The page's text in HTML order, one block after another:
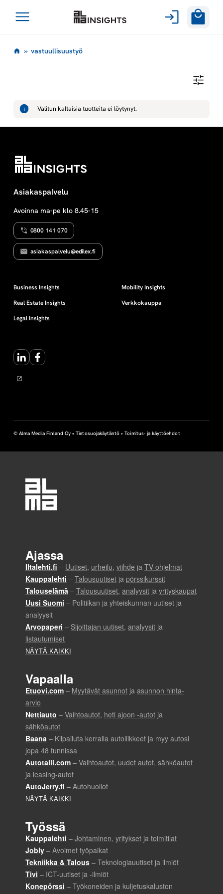
sisältöön
Avaa
v
s
t
u
u
l
l
i
u
u
s
t
y
ö
» vastuullisuustyö
T
U
L
U
U
S
Y
Valitun kaltaisia tuotteita ei löytynyt.
Asiakaspalvelu
Avoinna ma-pe klo 8.45-15
0800 141 070
asiakaspalvelu@edilex.fi
Business Insights
Real Estate Insights
Legal Insights
Mobility Insights
Verkkokauppa
LinkedInFacebook
© Alma Media Finland Oy •Tietosuojakäytäntö •Toimitus- ja käyttöehdot